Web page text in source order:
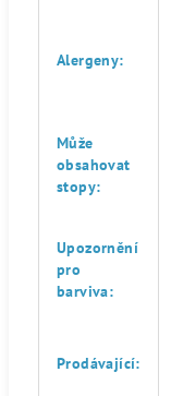
Alergeny:
Může
obsahovat
stopy:
Upozornění
pro
barviva:
Prodávající: